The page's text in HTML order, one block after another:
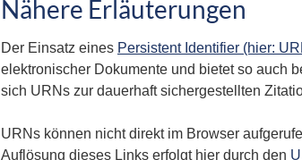
Nähere Erläuterungen
Der Einsatz eines Persistent Identifier (hier:
elektronischer Dokumente und bietet so auch
sich URNs zur dauerhaft sichergestellten
URNs können nicht direkt im Browser
Auflösung dieses Links erfolgt hier durch den